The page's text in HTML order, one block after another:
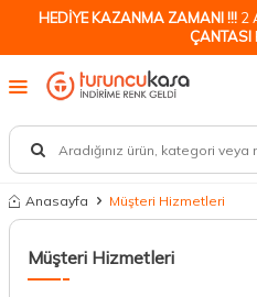
HEDİYE KAZANMA ZAMANI !!! 2
ÇANTASI
Anasayfa Müşteri Hizmetleri
Müşteri Hizmetleri